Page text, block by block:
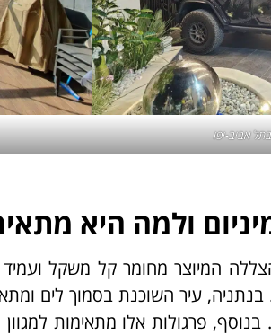
אביב-יפו
ולמה היא
המיוצר מחומר קל משקל ועמיד
בנתניה, עיר השוכנת בסמוך לים
בנוסף, פרגולות אלו מתאימות